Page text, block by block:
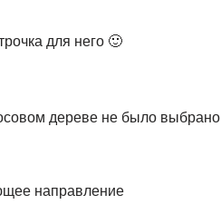
для него 🙂
дереве не было выбрано
направление